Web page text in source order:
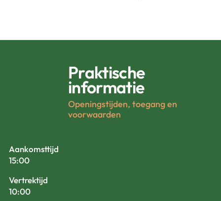
Praktische
informatie
Openingstijden, toegang en
voorwaarden
Aankomsttijd
15:00
Vertrektijd
10:00